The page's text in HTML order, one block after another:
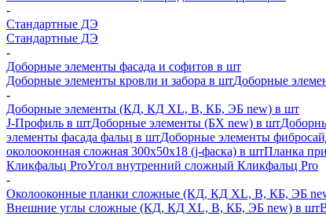
-
Стандартные ДЭ
Стандартные ДЭ
-
Доборные элементы фасада и софитов в шт
Доборные элементы кровли и забора в штДоборные
-
Доборные элементы (КД, КД XL, В, КБ, ЭБ new) в шт
J-Профиль в штДоборные элементы (БХ new) в шт
элементы фасада фальц в штДоборные элементы
околооконная сложная 300х50х18 (j-фаска) в штПланка
Кликфальц ProУгол внутренний сложный Кликфальц Pro
-
Околооконные планки сложные (КД, КД XL, В, КБ, ЭБ
Внешние углы сложные (КД, КД XL, В, КБ, ЭБ new) в шт